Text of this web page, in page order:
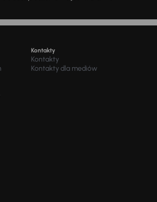
Kontakty
Kontakty
Kontakty dla mediów